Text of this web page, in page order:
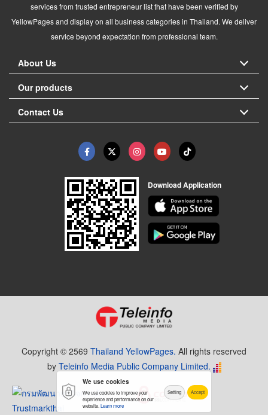
services from trusted entrepreneur list that have been verified by
YellowPages and display on all business categories in Thailand. We deliver
service beyond expectation from professional team.
About Us
Our products
Contact Us
Download Application
Copyright © 2569 Thailand YellowPages. All rights reserved
by Teleinfo Media Public Company Limited.
We use cookies
We use cookies to improve your
experience and performance on our
website. Learn more
Setting Accept